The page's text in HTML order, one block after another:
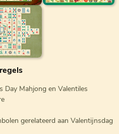
Day Mahjong en Valentiles
gerelateerd aan Valentijnsdag